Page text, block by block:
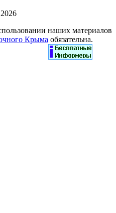
наших материалов
Крыма обязательна.